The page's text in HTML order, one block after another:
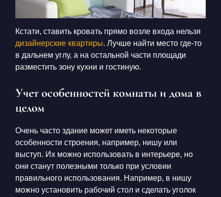
Кстати, ставить кровать прямо возле входа нельзя
дизайнерские квартиры. Лучше найти место где-то
в дальнем углу, а на остальной части площади
разместить зону кухни и гостиную.
Учет особенностей комнаты и дома в
целом
Очень часто здание может иметь некоторые
особенности строения, например, нишу или
выступ. Их можно использовать в интерьере, но
они станут полезными только при условии
правильного использования. Например, в нишу
можно установить рабочий стол и сделать уголок